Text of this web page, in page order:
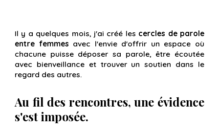
Il y a quelques mois, j'ai créé les cercles de parole
entre femmes avec l'envie d'offrir un espace où
chacune puisse déposer sa parole, être écoutée
avec bienveillance et trouver un soutien dans le
regard des autres.
Au fil des rencontres, une évidence
s'est imposée.